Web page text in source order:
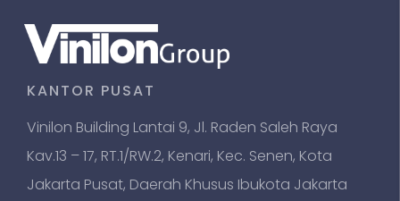
KANTOR PUSAT
Vinilon Building Lantai 9, Jl. Raden Saleh Raya
Kav.13 – 17, RT.1/RW.2, Kenari, Kec. Senen, Kota
Jakarta Pusat, Daerah Khusus Ibukota Jakarta